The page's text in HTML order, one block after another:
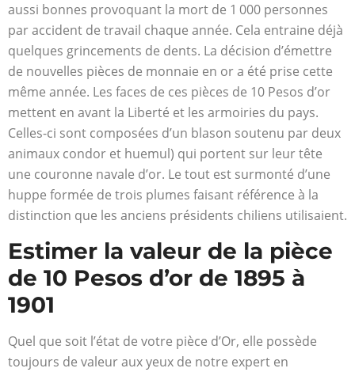
aussi bonnes provoquant la mort de 1 000 personnes
par accident de travail chaque année. Cela entraine déjà
quelques grincements de dents. La décision d’émettre
de nouvelles pièces de monnaie en or a été prise cette
même année. Les faces de ces pièces de 10 Pesos d’or
mettent en avant la Liberté et les armoiries du pays.
Celles-ci sont composées d’un blason soutenu par deux
animaux condor et huemul) qui portent sur leur tête
une couronne navale d’or. Le tout est surmonté d’une
huppe formée de trois plumes faisant référence à la
distinction que les anciens présidents chiliens utilisaient.
Estimer la valeur de la pièce
de 10 Pesos d’or de 1895 à
1901
Quel que soit l’état de votre pièce d’Or, elle possède
toujours de valeur aux yeux de notre expert en